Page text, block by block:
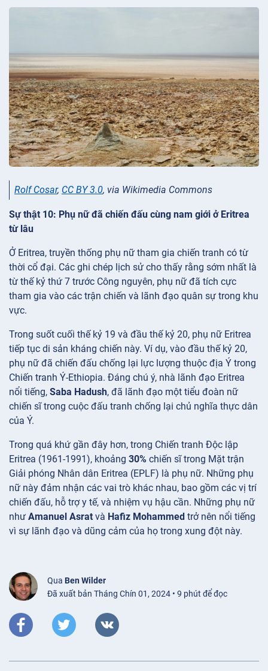
Rolf Cosar, CC BY 3.0, via Wikimedia Commons
Sự thật 10: Phụ nữ đã chiến đấu cùng nam giới ở Eritrea
từ lâu
Ở Eritrea, truyền thống phụ nữ tham gia chiến tranh có từ
thời cổ đại. Các ghi chép lịch sử cho thấy rằng sớm nhất là
từ thế kỷ thứ 7 trước Công nguyên, phụ nữ đã tích cực
tham gia vào các trận chiến và lãnh đạo quân sự trong khu
vực.
Trong suốt cuối thế kỷ 19 và đầu thế kỷ 20, phụ nữ Eritrea
tiếp tục di sản kháng chiến này. Ví dụ, vào đầu thế kỷ 20,
phụ nữ đã chiến đấu chống lại lực lượng thuộc địa Ý trong
Chiến tranh Ý-Ethiopia. Đáng chú ý, nhà lãnh đạo Eritrea
nổi tiếng, Saba Hadush, đã lãnh đạo một tiểu đoàn nữ
chiến sĩ trong cuộc đấu tranh chống lại chủ nghĩa thực dân
của Ý.
Trong quá khứ gần đây hơn, trong Chiến tranh Độc lập
Eritrea (1961-1991), khoảng 30% chiến sĩ trong Mặt trận
Giải phóng Nhân dân Eritrea (EPLF) là phụ nữ. Những phụ
nữ này đảm nhận các vai trò khác nhau, bao gồm các vị trí
chiến đấu, hỗ trợ y tế, và nhiệm vụ hậu cần. Những phụ nữ
như Amanuel Asrat và Hafiz Mohammed trở nên nổi tiếng
vì sự lãnh đạo và dũng cảm của họ trong xung đột này.
Qua Ben Wilder
Đã xuất bản Tháng Chín 01, 2024 • 9 phút để đọc